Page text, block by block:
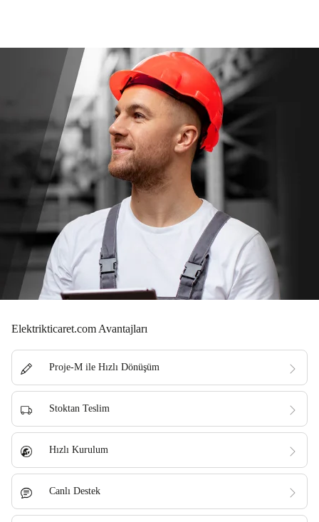
Elektrikticaret.com Avantajları
Proje-M ile Hızlı Dönüşüm
Stoktan Teslim
Hızlı Kurulum
Canlı Destek